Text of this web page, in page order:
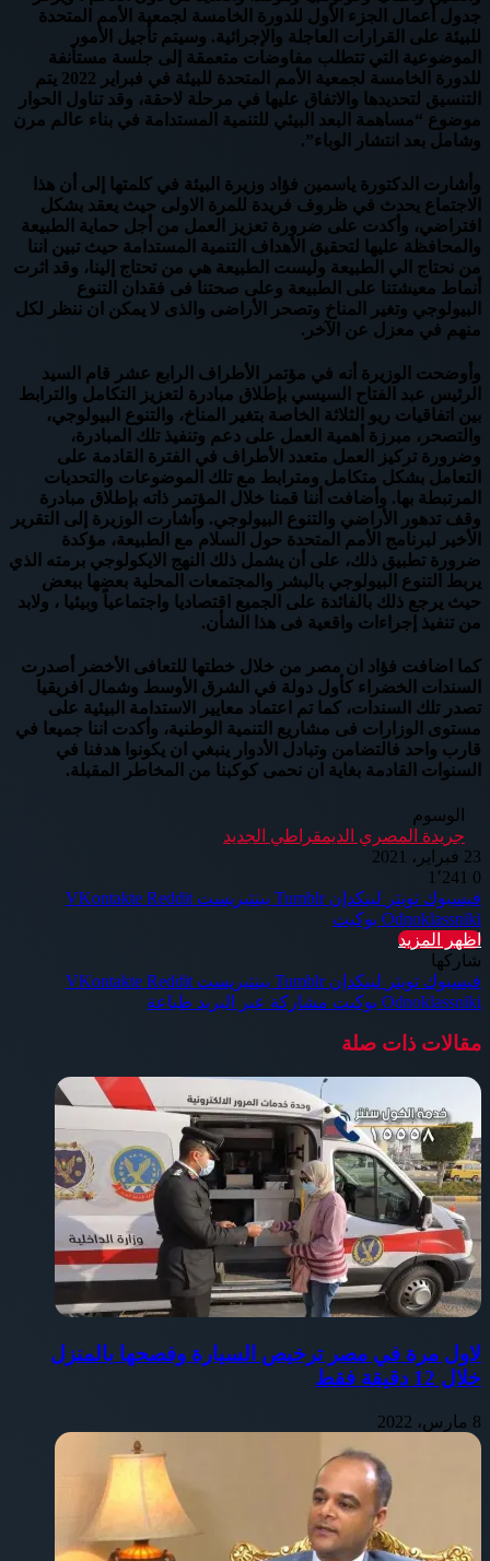
جدول أعمال الجزء الأول للدورة الخامسة لجمعية الأمم المتحدة
للبيئة على القرارات العاجلة والإجرائية. وسيتم تأجيل الأمور
الموضوعية التي تتطلب مفاوضات متعمقة إلى جلسة مستأنفة
للدورة الخامسة لجمعية الأمم المتحدة للبيئة في فبراير 2022 يتم
التنسيق لتحديدها والاتفاق عليها في مرحلة لاحقة، وقد تناول الحوار
موضوع “مساهمة البعد البيئي للتنمية المستدامة في بناء عالم مرن
وشامل بعد انتشار الوباء”.
وأشارت الدكتورة ياسمين فؤاد وزيرة البيئة في كلمتها إلى أن هذا
الاجتماع يحدث في ظروف فريدة للمرة الاولى حيث يعقد بشكل
افتراضي، وأكدت على ضرورة تعزيز العمل من أجل حماية الطبيعة
والمحافظة عليها لتحقيق الأهداف التنمية المستدامة حيث تبين اننا
من نحتاج الي الطبيعة وليست الطبيعة هي من تحتاج إلينا، وقد اثرت
أنماط معيشتنا على الطبيعة وعلى صحتنا فى فقدان التنوع
البيولوجي وتغير المناخ وتصحر الأراضى والذى لا يمكن ان ننظر لكل
منهم في معزل عن الآخر.
وأوضحت الوزيرة أنه في مؤتمر الأطراف الرابع عشر قام السيد
الرئيس عبد الفتاح السيسي بإطلاق مبادرة لتعزيز التكامل والترابط
بين اتفاقيات ريو الثلاثة الخاصة بتغير المناخ، والتنوع البيولوجي،
والتصحر، مبرزة أهمية العمل على دعم وتنفيذ تلك المبادرة،
وضرورة تركيز العمل متعدد الأطراف في الفترة القادمة على
التعامل بشكل متكامل ومترابط مع تلك الموضوعات والتحديات
المرتبطة بها. وأضافت أننا قمنا خلال المؤتمر ذاته بإطلاق مبادرة
وقف تدهور الأراضي والتنوع البيولوجي. وأشارت الوزيرة إلى التقرير
الأخير لبرنامج الأمم المتحدة حول السلام مع الطبيعة، مؤكدة
ضرورة تطبيق ذلك، على أن يشمل ذلك النهج الايكولوجي برمته الذي
يربط التنوع البيولوجي بالبشر والمجتمعات المحلية بعضها ببعض
حيث يرجع ذلك بالفائدة على الجميع اقتصاديا واجتماعياً وبيئيا ، ولابد
من تنفيذ إجراءات واقعية فى هذا الشأن.
كما اضافت فؤاد ان مصر من خلال خطتها للتعافى الأخضر أصدرت
السندات الخضراء كأول دولة في الشرق الأوسط وشمال افريقيا
تصدر تلك السندات، كما تم اعتماد معايير الاستدامة البيئية على
مستوى الوزارات فى مشاريع التنمية الوطنية، وأكدت اننا جميعا في
قارب واحد فالتضامن وتبادل الأدوار ينبغي ان يكونوا هدفنا في
السنوات القادمة بغاية ان نحمى كوكبنا من المخاطر المقبلة.
الوسوم
جريدة المصري الديمقراطي الجديد
23 فبراير، 2021
0
فيسبوك تويتر لينكدإن بينتيريست
Odnoklassniki بوكيت
اظهر المزيد
شاركها
فيسبوك تويتر لينكدإن بينتيريست
Odnoklassniki بوكيت مشاركة عبر البريد طباعة
مقالات ذات صلة
لاول مرة في مصر ترخيص السيارة وفصحها بالمنزل
خلال 12 دقيقة فقط
8 مارس، 2022